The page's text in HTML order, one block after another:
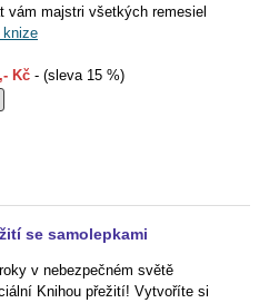
vám majstri všetkých remesiel
Kč - (sleva 15 %)
se samolepkami
v nebezpečném světě
Knihou přežití! Vytvoříte si